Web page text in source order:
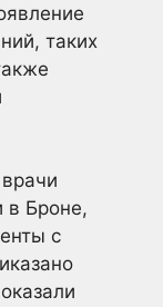
таких
врачи
в Броне,
с